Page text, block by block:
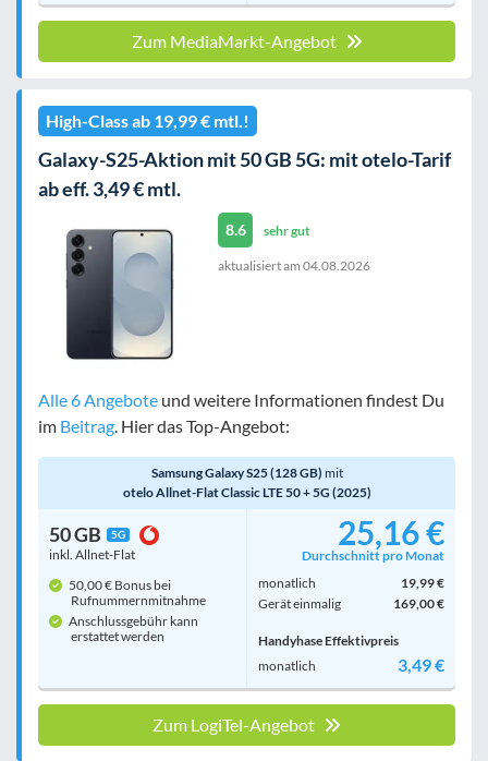
Zum MediaMarkt-Angebot
High-Class ab 19,99 € mtl.!
Galaxy-S25-Aktion mit 50 GB 5G: mit otelo-Tarif
ab eff. 3,49 € mtl.
8.6 sehr gut
aktualisiert am 04.08.2026
Alle 6 Angebote und weitere Informationen findest Du
im Beitrag . Hier das Top-Angebot:
Samsung Galaxy S25 (128 GB) mit
otelo Allnet-Flat Classic LTE 50 + 5G (2025)
50 GB 5G
inkl. Allnet-Flat
50,00 € Bonus bei
Rufnummern­mitnahme
Anschlussgebühr kann
erstattet werden
25,16 €
Durchschnitt pro Monat
monatlich
19,99 €
Gerät einmalig
169,00 €
Handyhase Effektivpreis
monatlich
3,49 €
Zum LogiTel-Angebot